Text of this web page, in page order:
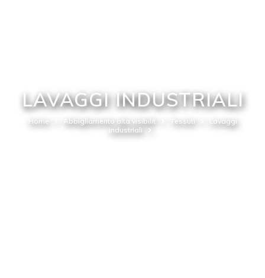
LAVAGGI INDUSTRIALI
Home Abbigliamento alta visibilit Tessuti
Lavaggi
industriali